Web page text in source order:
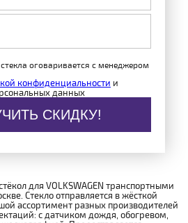
оговаривается с менеджером
конфиденциальности и
данных
СКИДКУ!
для VOLKSWAGEN транспортными
Стекло отправляется в жёсткой
ассортимент разных производителей
с датчиком дождя, обогревом,